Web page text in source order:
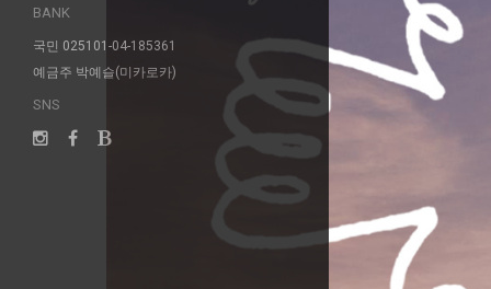
BANK
국민 025101-04-185361
예금주 박예슬(미카로카)
SNS